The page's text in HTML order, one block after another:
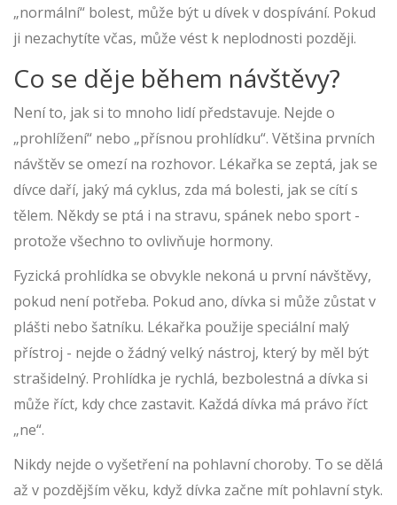
„normální“ bolest, může být u dívek v dospívání. Pokud
ji nezachytíte včas, může vést k neplodnosti později.
Co se děje během návštěvy?
Není to, jak si to mnoho lidí představuje. Nejde o
„prohlížení“ nebo „přísnou prohlídku“. Většina prvních
návštěv se omezí na rozhovor. Lékařka se zeptá, jak se
dívce daří, jaký má cyklus, zda má bolesti, jak se cítí s
tělem. Někdy se ptá i na stravu, spánek nebo sport -
protože všechno to ovlivňuje hormony.
Fyzická prohlídka se obvykle nekoná u první návštěvy,
pokud není potřeba. Pokud ano, dívka si může zůstat v
plášti nebo šatníku. Lékařka použije speciální malý
přístroj - nejde o žádný velký nástroj, který by měl být
strašidelný. Prohlídka je rychlá, bezbolestná a dívka si
může říct, kdy chce zastavit. Každá dívka má právo říct
„ne“.
Nikdy nejde o vyšetření na pohlavní choroby. To se dělá
až v pozdějším věku, když dívka začne mít pohlavní styk.